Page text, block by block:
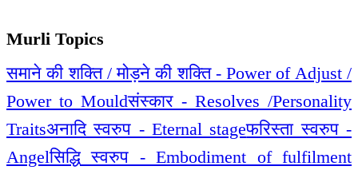
Murli Topics
समाने की शक्ति / मोड़ने की शक्ति - Power of Adjust /
Power to Mouldसंस्कार - Resolves /Personality
Traitsअनादि स्वरुप - Eternal stageफरिस्ता स्वरुप -
Angelसिद्धि स्वरुप - Embodiment of fulfilment